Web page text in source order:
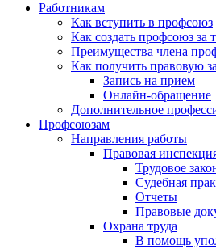
Работникам
Как вступить в профсоюз
Как создать профсоюз за
Преимущества члена
Как получить правовую
Запись на прием
Онлайн-обращение
Дополнительное
Профсоюзам
Направления работы
Правовая
Трудовое
Судебная
Отчеты
Правовые
Охрана труда
В помощь